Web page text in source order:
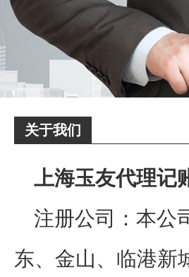
关于我们
上海玉友代理记
注册公司：本公
东、金山、临港新